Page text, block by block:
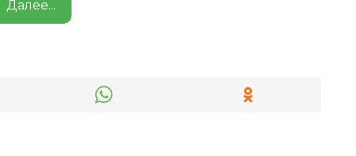
Далее...